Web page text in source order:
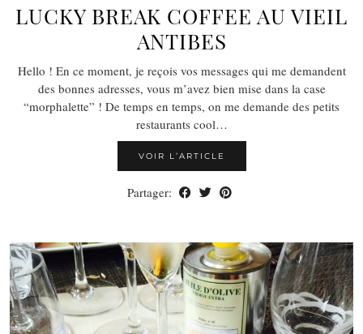
LUCKY BREAK COFFEE AU VIEIL
ANTIBES
Hello ! En ce moment, je reçois vos messages qui me demandent
des bonnes adresses, vous m’avez bien mise dans la case
“morphalette” ! De temps en temps, on me demande des petits
restaurants cool…
VOIR L’ARTICLE
Partager: